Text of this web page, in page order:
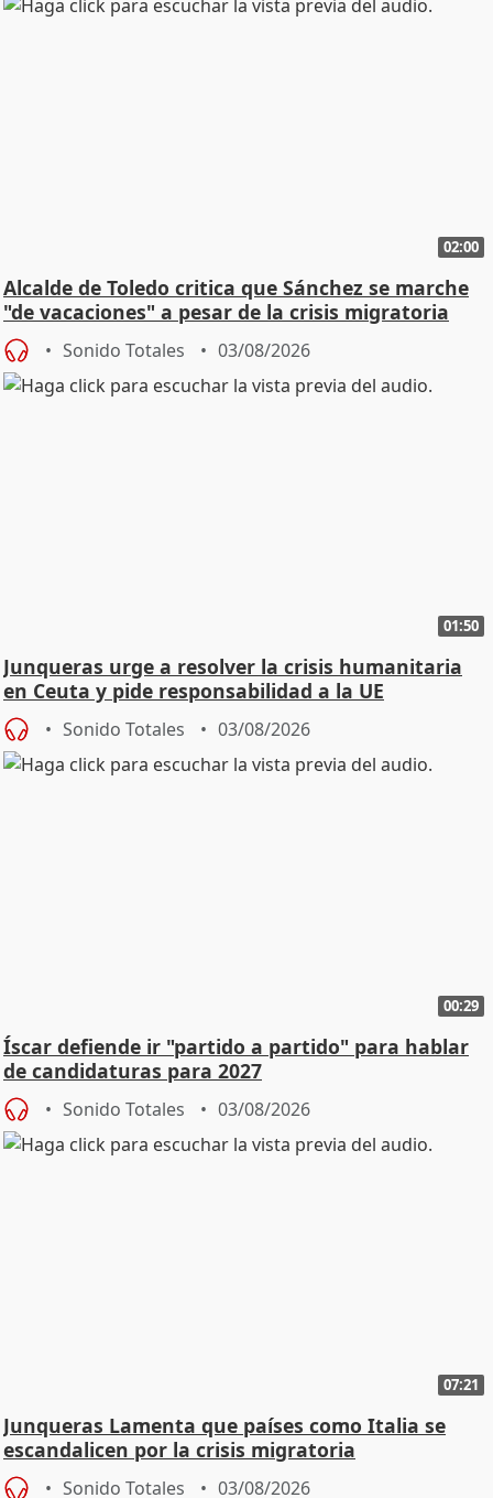
02:00
Alcalde de Toledo critica que Sánchez se marche
"de vacaciones" a pesar de la crisis migratoria
Sonido Totales 03/08/2026
01:50
Junqueras urge a resolver la crisis humanitaria
en Ceuta y pide responsabilidad a la UE
Sonido Totales 03/08/2026
00:29
Íscar defiende ir "partido a partido" para hablar
de candidaturas para 2027
Sonido Totales 03/08/2026
07:21
Junqueras Lamenta que países como Italia se
escandalicen por la crisis migratoria
Sonido Totales 03/08/2026